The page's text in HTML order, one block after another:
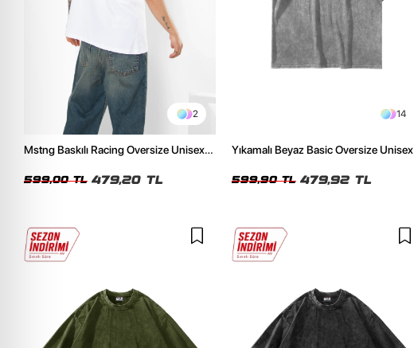
2
Mstng Baskılı Racing Oversize Unisex
599,00 TL 479,20 TL
14
Yıkamalı Beyaz Basic Oversize Unisex
599,90 TL 479,92 TL